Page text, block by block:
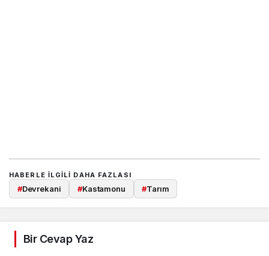
HABERLE ILGILI DAHA FAZLASI
#Devrekani #Kastamonu #Tarım
Bir Cevap Yaz